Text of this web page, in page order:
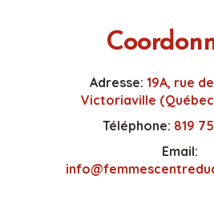
Adresse: 19A, rue
Victoriaville
Téléphone: 819
Email: